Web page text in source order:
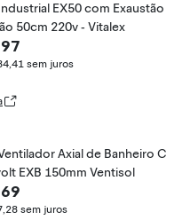
EX50 com Exaustão
50cm 220v - Vitalex
sem juros
Axial de Banheiro C
EXB 150mm Ventisol
sem juros